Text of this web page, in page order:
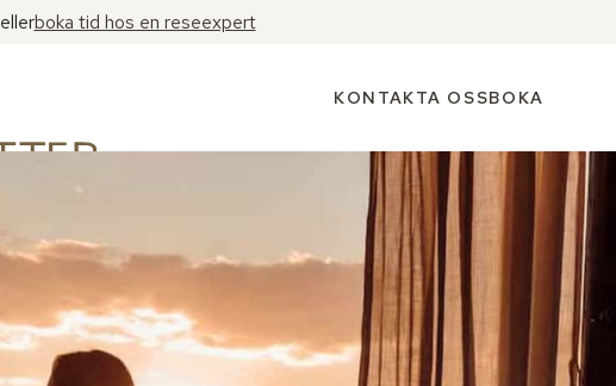
ellerboka tid hos en reseexpert
KONTAKTA OSSBOKA